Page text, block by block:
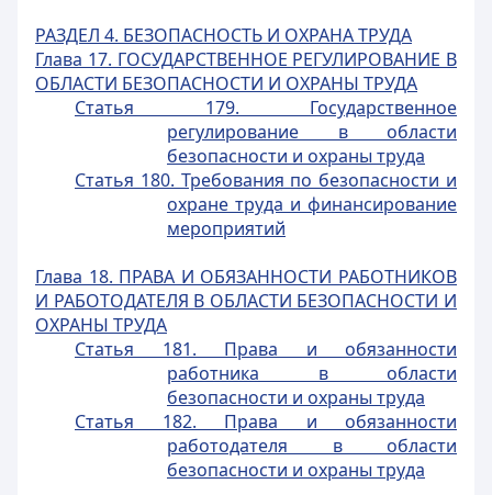
РАЗДЕЛ 4. БЕЗОПАСНОСТЬ И ОХРАНА ТРУДА
Глава 17. ГОСУДАРСТВЕННОЕ РЕГУЛИРОВАНИЕ В
ОБЛАСТИ БЕЗОПАСНОСТИ И ОХРАНЫ ТРУДА
Статья 179. Государственное
регулирование в области
безопасности и охраны труда
Статья 180. Требования по безопасности и
охране труда и финансирование
мероприятий
Глава 18. ПРАВА И ОБЯЗАННОСТИ РАБОТНИКОВ
И РАБОТОДАТЕЛЯ В ОБЛАСТИ БЕЗОПАСНОСТИ И
ОХРАНЫ ТРУДА
Статья 181. Права и обязанности
работника в области
безопасности и охраны труда
Статья 182. Права и обязанности
работодателя в области
безопасности и охраны труда